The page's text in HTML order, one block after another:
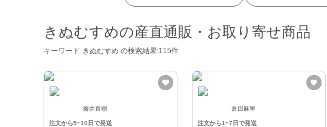
きぬむすめの産直通販・お取り寄せ商品
キーワード きぬむすめ の検索結果:115件
藤井直樹
注文から5~10日で発送
倉田麻里
注文から1~7日で発送